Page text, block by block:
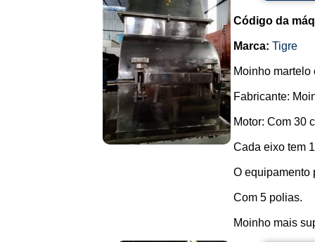
Código da
Marca: Tigre
Moinho
Fabricante:
Motor: Com 30
Cada eixo tem
O equipamento
Com 5 polias.
Moinho mais